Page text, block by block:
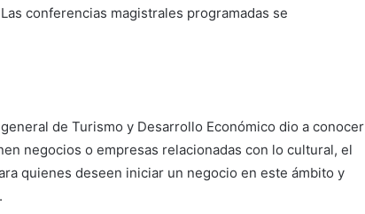
conferencias magistrales programadas se
de Turismo y Desarrollo Económico dio a conocer
negocios o empresas relacionadas con lo cultural, el
quienes deseen iniciar un negocio en este ámbito y